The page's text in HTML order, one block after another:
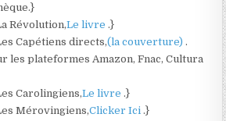
Révolution,Le livre.}
Capétiens directs,(la couverture).
les plateformes Amazon, Fnac, Cultura
Carolingiens,Le livre.}
Mérovingiens,Clicker Ici.}